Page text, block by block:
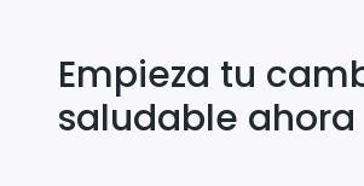
Empieza tu
saludable ahora